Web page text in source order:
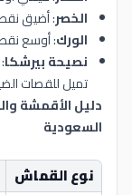
الخصر: أضيق
الورك: أوسع
نصيحة بيرشكا
تميل للقصات
دليل الأقمشة
السعودية
نوع القماش